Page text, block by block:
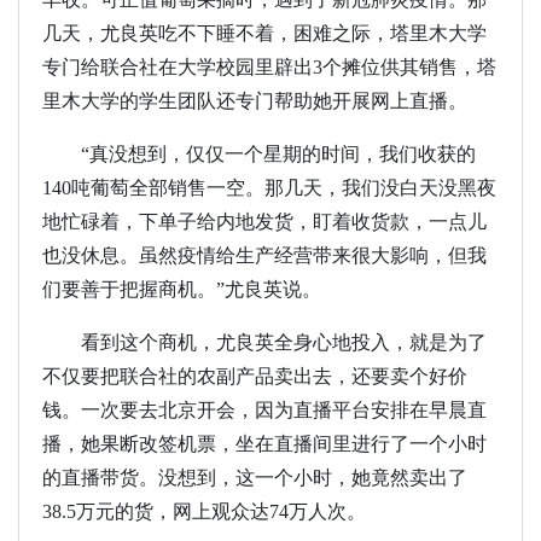
几天，尤良英吃不下睡不着，困难之际，塔里木大学
专门给联合社在大学校园里辟出3个摊位供其销售，塔
里木大学的学生团队还专门帮助她开展网上直播。
“真没想到，仅仅一个星期的时间，我们收获的
140吨葡萄全部销售一空。那几天，我们没白天没黑夜
地忙碌着，下单子给内地发货，盯着收货款，一点儿
也没休息。虽然疫情给生产经营带来很大影响，但我
们要善于把握商机。”尤良英说。
看到这个商机，尤良英全身心地投入，就是为了
不仅要把联合社的农副产品卖出去，还要卖个好价
钱。一次要去北京开会，因为直播平台安排在早晨直
播，她果断改签机票，坐在直播间里进行了一个小时
的直播带货。没想到，这一个小时，她竟然卖出了
38.5万元的货，网上观众达74万人次。